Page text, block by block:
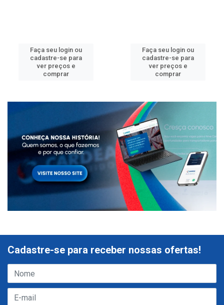
Faça seu login ou
cadastre-se para
ver preços e
comprar
Faça seu login ou
cadastre-se para
ver preços e
comprar
Cadastre-se para receber nossas ofertas!